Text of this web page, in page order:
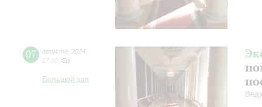
07 августа
2024
17:00 Ср
Большой зал